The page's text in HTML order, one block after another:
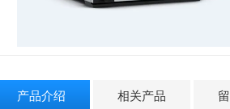
产品介绍 相关产品